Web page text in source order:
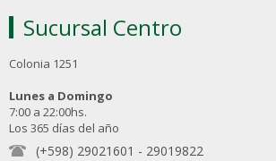
Sucursal Centro
Colonia 1251
Lunes a Domingo
7:00 a 22:00hs.
Los 365 días del año
(+598) 29021601 - 29019822